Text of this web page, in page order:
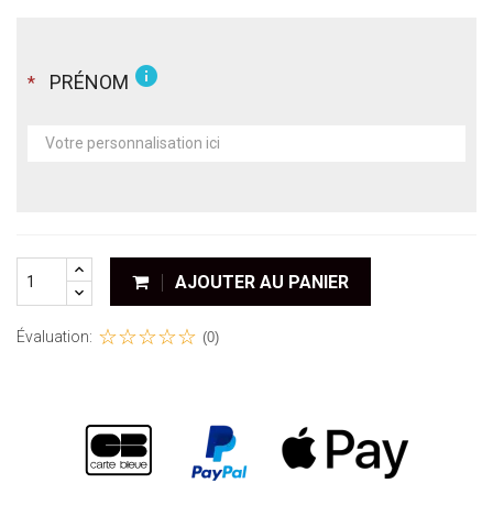
* PRÉNOM info
AJOUTER AU PANIER
Évaluation: (0)